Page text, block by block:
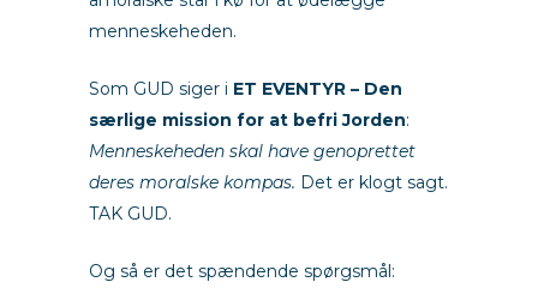
menneskeheden.
Som GUD siger i ET EVENTYR – Den
særlige mission for at befri Jorden:
Menneskeheden skal have genoprettet
deres moralske kompas. Det er klogt sagt.
TAK GUD.
Og så er det spændende spørgsmål: